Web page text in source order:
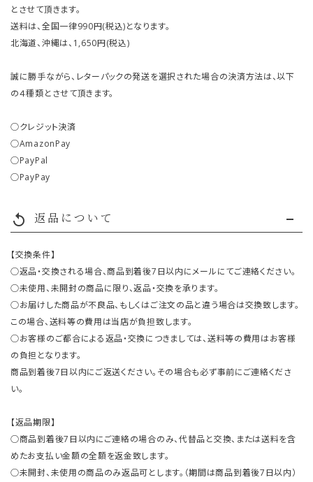
とさせて頂きます。
送料は、全国一律990円(税込)となります。
北海道、沖縄は、1,650円(税込)
誠に勝手ながら、レターパックの発送を選択された場合の決済方法は、以下
の４種類とさせて頂きます。
○クレジット決済
○AmazonPay
○PayPal
○PayPay
replay 返品について
【交換条件】
○返品・交換される場合、商品到着後7日以内にメールにてご連絡ください。
○未使用、未開封の商品に限り、返品・交換を承ります。
○お届けした商品が不良品、もしくはご注文の品と違う場合は交換致します。
この場合、送料等の費用は当店が負担致します。
○お客様のご都合による返品・交換につきましては、送料等の費用はお客様
の負担となります。
商品到着後7日以内にご返送ください。その場合も必ず事前にご連絡くださ
い。
【返品期限】
○商品到着後7日以内にご連絡の場合のみ、代替品と交換、または送料を含
めたお支払い金額の全額を返金致します。
○未開封、未使用の商品のみ返品可とします。（期間は商品到着後7日以内）